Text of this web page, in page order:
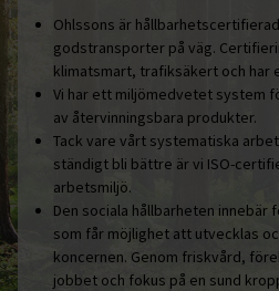
Ohlssons är
godstransporter på väg.
klimatsmart, trafiksäkert och har
Vi har ett miljömedvetet system
av återvinningsbara produkter.
Tack vare vårt systematiska
ständigt bli bättre är vi ISO-
arbetsmiljö.
Den sociala hållbarheten
som får möjlighet att utvecklas
koncernen. Genom friskvård,
jobbet och fokus på en sund